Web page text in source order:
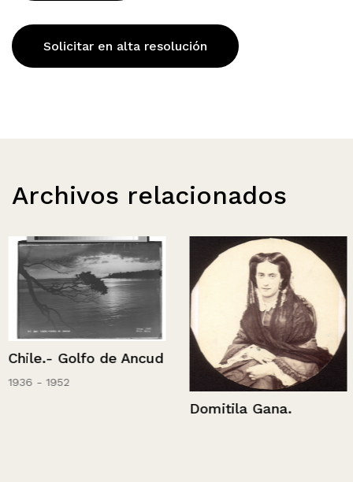
Solicitar en alta resolución
Archivos relacionados
Chile.- Golfo de Ancud
1936 - 1952
Domitila Gana.